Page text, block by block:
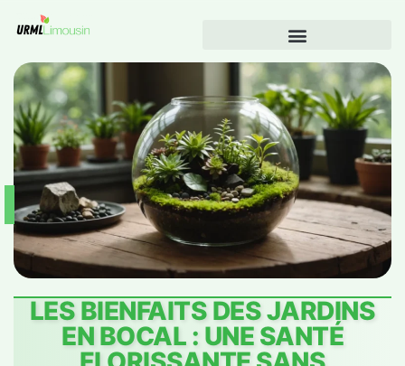
LES BIENFAITS DES JARDINS
EN BOCAL : UNE SANTÉ